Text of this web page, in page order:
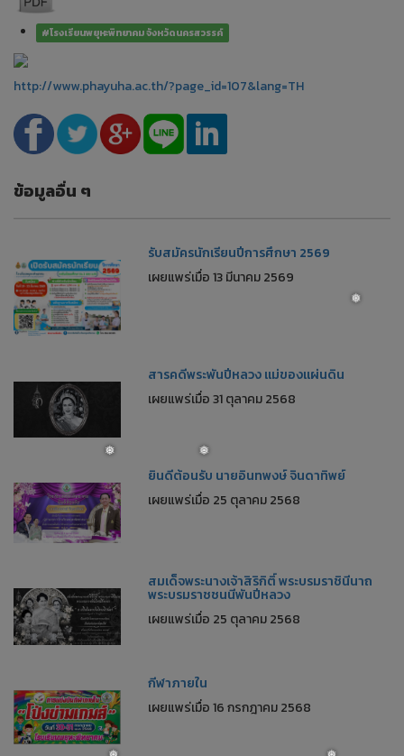
#โรงเรียนพยุหะพิทยาคม จังหวัดนครสวรรค์
http://www.phayuha.ac.th/?page_id=107&lang=TH
ข้อมูลอื่น ๆ
รับสมัครนักเรียนปีการศึกษา 2569
เผยแพร่เมื่อ 13 มีนาคม 2569
สารคดีพระพันปีหลวง แม่ของแผ่นดิน
เผยแพร่เมื่อ 31 ตุลาคม 2568
ยินดีต้อนรับ นายอินทพงษ์ จินดาทิพย์
เผยแพร่เมื่อ 25 ตุลาคม 2568
สมเด็จพระนางเจ้าสิริกิติ์ พระบรมราชินีนาถ
พระบรมราชชนนีพันปีหลวง
เผยแพร่เมื่อ 25 ตุลาคม 2568
กีฬาภายใน
เผยแพร่เมื่อ 16 กรกฎาคม 2568
❅